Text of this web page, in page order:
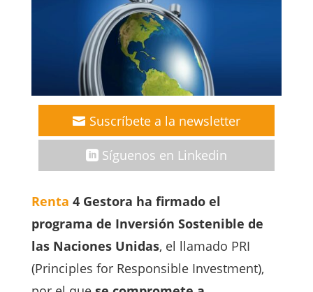
Suscríbete a la newsletter
Síguenos en Linkedin
Renta 4 Gestora ha firmado el
programa de Inversión Sostenible de
las Naciones Unidas, el llamado PRI
(Principles for Responsible Investment),